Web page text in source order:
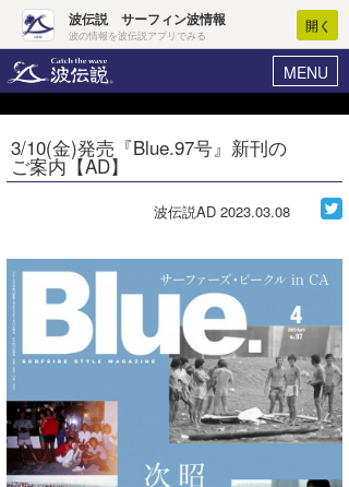
波伝説 サーフィン波情報
波の情報を波伝説アプリでみる
開く
MENU
ヘルプ マイホーム
ログイン
WAVE HUNTER波予想ツール
気象情報
サーフィンエリアガイド
会員メニュー
3/10(金)発売『Blue.97号』新刊の
ご案内【AD】
波伝説AD 2023.03.08
Core Surf Japan
アート＆エンタメ
コラム
ショップ情報
ショップ情報
ウラナミ